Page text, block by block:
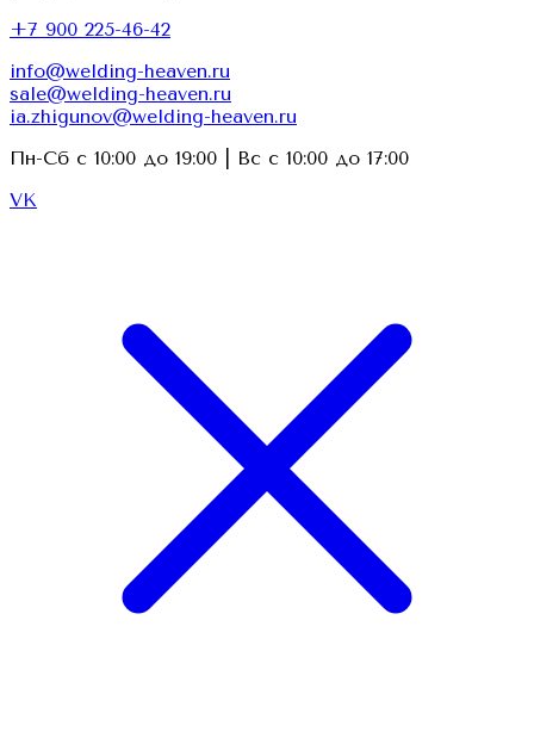
+7 900 225-46-42
info@welding-heaven.ru
sale@welding-heaven.ru
ia.zhigunov@welding-heaven.ru
Пн-Сб с 10:00 до 19:00 | Вс с 10:00 до 17:00
VK